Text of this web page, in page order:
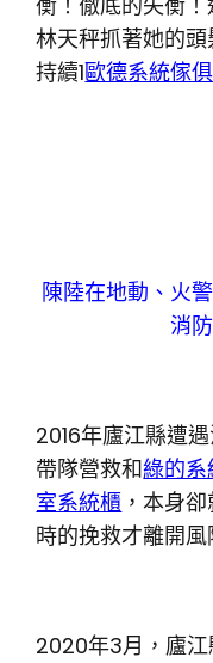
林天秤抓著她的
持續1歐德系統傢俱
陳陸在地動、火
消
2016年廬江縣遭
帶隊營救和綠的
室系統櫃 ，本身
時的挽救才離開風
2020年3月，廬